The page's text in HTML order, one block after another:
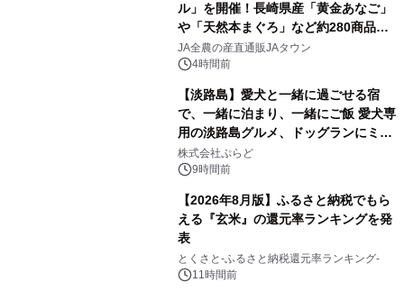
ル」を開催！長崎県産「黄金あなご」
や「天然本まぐろ」など約280商品を
販売！～毎月１０日の定例企画～
JA全農の産直通販JAタウン
4時間前
【淡路島】愛犬と一緒に過ごせる宿
で、一緒に泊まり、一緒にご飯 愛犬専
用の淡路島グルメ、ドッグランにミニ
プール グランピングとトレーラーハウ
スの2施設で
株式会社ぷらど
9時間前
【2026年8月版】ふるさと納税でもら
える『玄米』の還元率ランキングを発
表
とくさと-ふるさと納税還元率ランキング-
11時間前